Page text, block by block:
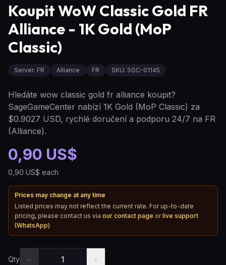
Koupit WoW Classic Gold FR
Alliance - 1K Gold (MoP
Classic)
Server: FR Alliance FR SKU: SGC-01145
Hledáte wow classic gold fr alliance koupit?
SageGameCenter nabízí 1K Gold (MoP Classic) za
$0.9027 USD, rychlé doručení a podporu 24/7 na FR
(Alliance).
0,90 US$
0,90 US$ each
Prices may change at any time
Listed prices may not reflect the current rate. For up-to-date
pricing, please contact us via our contact page or live support
(WhatsApp)
Qty − +